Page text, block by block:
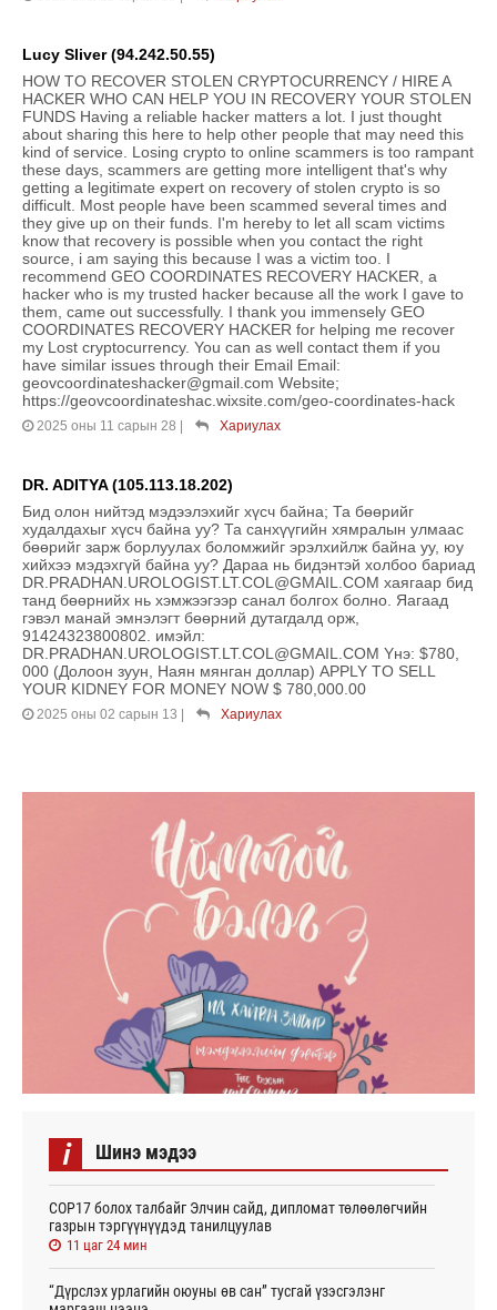
Lucy Sliver (94.242.50.55)
HOW TO RECOVER STOLEN CRYPTOCURRENCY / HIRE A
HACKER WHO CAN HELP YOU IN RECOVERY YOUR STOLEN
FUNDS Having a reliable hacker matters a lot. I just thought
about sharing this here to help other people that may need this
kind of service. Losing crypto to online scammers is too rampant
these days, scammers are getting more intelligent that's why
getting a legitimate expert on recovery of stolen crypto is so
difficult. Most people have been scammed several times and
they give up on their funds. I'm hereby to let all scam victims
know that recovery is possible when you contact the right
source, i am saying this because I was a victim too. I
recommend GEO COORDINATES RECOVERY HACKER, a
hacker who is my trusted hacker because all the work I gave to
them, came out successfully. I thank you immensely GEO
COORDINATES RECOVERY HACKER for helping me recover
my Lost cryptocurrency. You can as well contact them if you
have similar issues through their Email Email:
geovcoordinateshacker@gmail.com Website;
https://geovcoordinateshac.wixsite.com/geo-coordinates-hack
2025 оны 11 сарын 28 | Хариулах
DR. ADITYA (105.113.18.202)
Бид олон нийтэд мэдээлэхийг хүсч байна; Та бөөрийг
худалдахыг хүсч байна уу? Та санхүүгийн хямралын улмаас
бөөрийг зарж борлуулах боломжийг эрэлхийлж байна уу, юу
хийхээ мэдэхгүй байна уу? Дараа нь бидэнтэй холбоо бариад
DR.PRADHAN.UROLOGIST.LT.COL@GMAIL.COM хаягаар бид
танд бөөрнийх нь хэмжээгээр санал болгох болно. Яагаад
гэвэл манай эмнэлэгт бөөрний дутагдалд орж,
91424323800802. имэйл:
DR.PRADHAN.UROLOGIST.LT.COL@GMAIL.COM Yнэ: $780,
000 (Долоон зуун, Наян мянган доллар) APPLY TO SELL
YOUR KIDNEY FOR MONEY NOW $ 780,000.00
2025 оны 02 сарын 13 | Хариулах
i Шинэ мэдээ
СОР17 болох талбайг Элчин сайд, дипломат төлөөлөгчийн
газрын тэргүүнүүдэд танилцуулав
11 цаг 24 мин
“Дүрслэх урлагийн оюуны өв сан” тусгай үзэсгэлэнг